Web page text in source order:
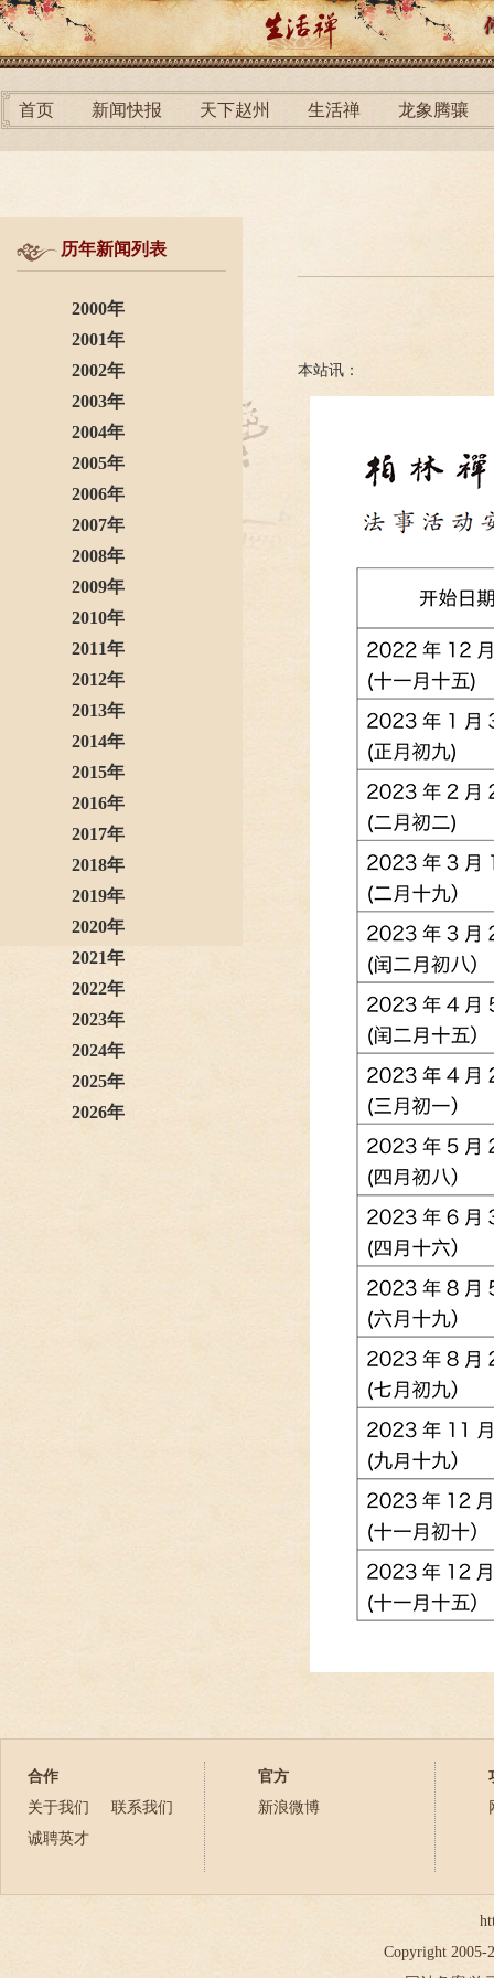
首页 新闻快报 天下赵州 生活禅 龙象腾骧
历年新闻列表
2000年
2001年
2002年
2003年
2004年
2005年
2006年
2007年
2008年
2009年
2010年
2011年
2012年
2013年
2014年
2015年
2016年
2017年
2018年
2019年
2020年
2021年
2022年
2023年
2024年
2025年
2026年
本站讯：
合作
关于我们
联系我们
诚聘英才
官方
新浪微博
Copyright 2005-